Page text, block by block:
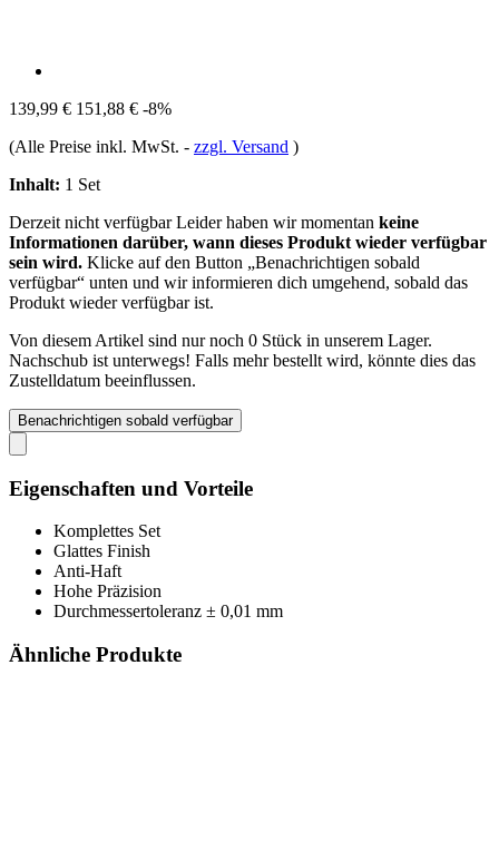
139,99 € 151,88 € -8%
(Alle Preise inkl. MwSt. - zzgl. Versand )
Inhalt: 1 Set
Derzeit nicht verfügbarLeider haben wir momentan keine
Informationen darüber, wann dieses Produkt wieder verfügbar
sein wird. Klicke auf den Button „Benachrichtigen sobald
verfügbar“ unten und wir informieren dich umgehend, sobald das
Produkt wieder verfügbar ist.
Von diesem Artikel sind nur noch 0 Stück in unserem Lager.
Nachschub ist unterwegs! Falls mehr bestellt wird, könnte dies das
Zustelldatum beeinflussen.
Benachrichtigen sobald verfügbar
Eigenschaften und Vorteile
Komplettes Set
Glattes Finish
Anti-Haft
Hohe Präzision
Durchmessertoleranz ± 0,01 mm
Ähnliche Produkte